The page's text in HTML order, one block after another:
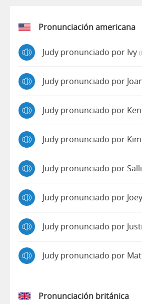
Pronunciación americana
Judy pronunciado por Ivy
Judy pronunciado por
Judy pronunciado por
Judy pronunciado por
Judy pronunciado por Salli
Judy pronunciado por Joey
Judy pronunciado por
Judy pronunciado por
Pronunciación británica